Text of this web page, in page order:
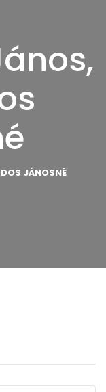
JÁNOSNÉ